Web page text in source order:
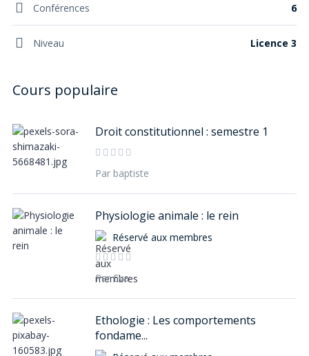
Conférences 6
Niveau Licence 3
Droit constitutionnel : semestre 1
Par baptiste
Physiologie animale : le rein
Réservé aux membres
Par Eva
Ethologie : Les comportements
fondame...